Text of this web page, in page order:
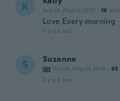
K Inscrit depuis 2017 · 18 avis
Love Every morning
il y a 5 ans
S Suzanne
Inscrit depuis 2016 · 93
il y a 5 ans